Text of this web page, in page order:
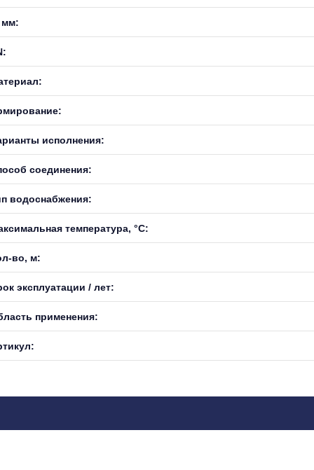
мм:
исполнения:
соединения:
водоснабжения:
температура, °С:
во, м:
эксплуатации / лет:
применения: